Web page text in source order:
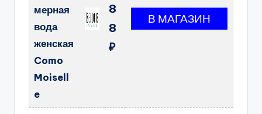
мерная
вода
женская
Como
Moisell
e
8
8
₽